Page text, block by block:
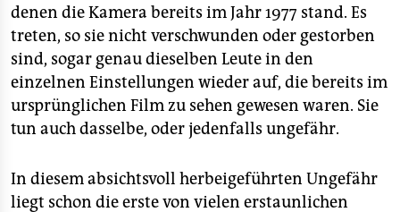
denen die Kamera bereits im Jahr 1977 stand. Es
treten, so sie nicht verschwunden oder gestorben
sind, sogar genau dieselben Leute in den
einzelnen Einstellungen wieder auf, die bereits im
ursprünglichen Film zu sehen gewesen waren. Sie
tun auch dasselbe, oder jedenfalls ungefähr.
In diesem absichtsvoll herbeigeführten Ungefähr
liegt schon die erste von vielen erstaunlichen